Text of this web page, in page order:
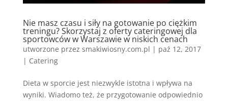
Nie masz czasu i siły na gotowanie po ciężkim
treningu? Skorzystaj z oferty cateringowej dla
sportowców w Warszawie w niskich cenach
utworzone przez smakiwiosny.com.pl | paź 12, 2017
| Catering
Dieta w sporcie jest niezwykle istotna i wpływa na
wyniki. Wiadomo też, że przygotowanie odpowiednio